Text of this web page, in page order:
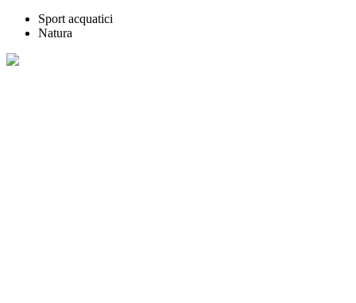
Sport acquatici
Natura